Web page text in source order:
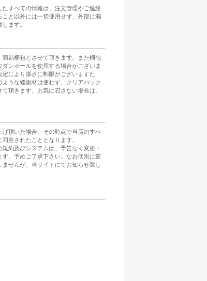
たすべての情報は、注文管理やご連絡
こと以外には一切使用せず、外部に漏
ます。
簡易梱包とさせて頂きます。また梱包
ンボールを使用する場合がございま
により厚さに制限がございますた
うな緩衝材は使わず、クリアパック
頂きます。お気に召さない場合は、
げ頂いた場合、その時点で当店のすべ
意されたこととなります。
規約及びシステムは、予告なく変更・
。予めご了承下さい。なお個別に変
せんが、当サイトにてお知らせ致し